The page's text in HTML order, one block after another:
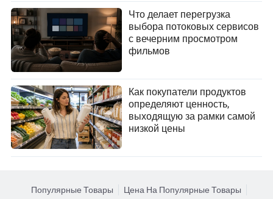
Что делает перегрузка
выбора потоковых сервисов
с вечерним просмотром
фильмов
Как покупатели продуктов
определяют ценность,
выходящую за рамки самой
низкой цены
Популярные Товары Цена На Популярные Товары